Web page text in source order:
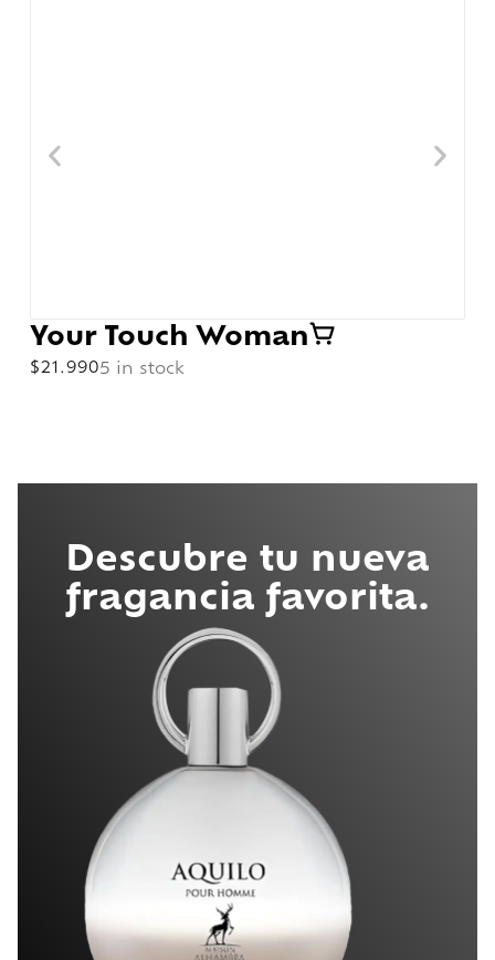
Your Touch Woman
$21.9905 in stock
Descubre tu nueva
fragancia favorita.